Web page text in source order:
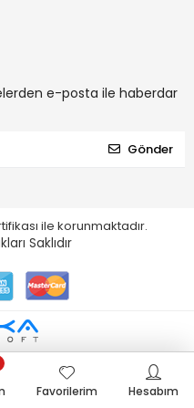
e-posta ile haberdar
Gönder
ile korunmaktadır.
Saklıdır
Favorilerim
Hesabım